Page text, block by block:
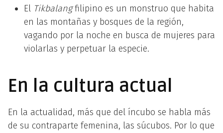
El Tikbalangfilipino es un monstruo que habita
en las montañas y bosques de la región,
vagando por la noche en busca de mujeres para
violarlas y perpetuar la especie.
En la cultura actual
En la actualidad, más que del íncubo se habla más
de su contraparte femenina, las súcubos. Por lo que